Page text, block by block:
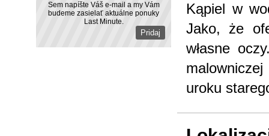
Kąpiel w
Jako, że
własne
uroku
Sem napíšte Váš e-mail a my Vám
budeme zasielať aktuálne ponuky
Last Minute.